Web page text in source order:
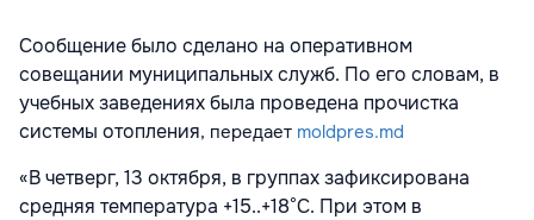
Сообщение было сделано на оперативном
совещании муниципальных служб. По его словам, в
учебных заведениях была проведена прочистка
системы отопления, передает moldpres.md
«В четверг, 13 октября, в группах зафиксирована
средняя температура +15..+18°С. При этом в